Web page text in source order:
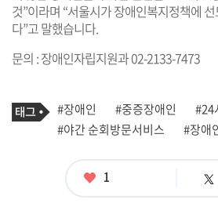
것”이라며 “서울시가 장애인복지정책에
다”고 말했습니다.
문의 : 장애인자립지원과 02-2133-7473
기
사
관
련
태
그
#장애인 #중증장애인
#24
#야간 순회방문서비스
#장애
좋1 트